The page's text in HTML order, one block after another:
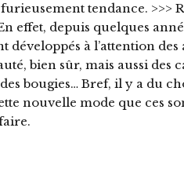
tendance. >>>
effet, depuis quelques
développés à l’attention des
bien sûr, mais aussi des
bougies… Bref, il y a du
nouvelle mode que ces